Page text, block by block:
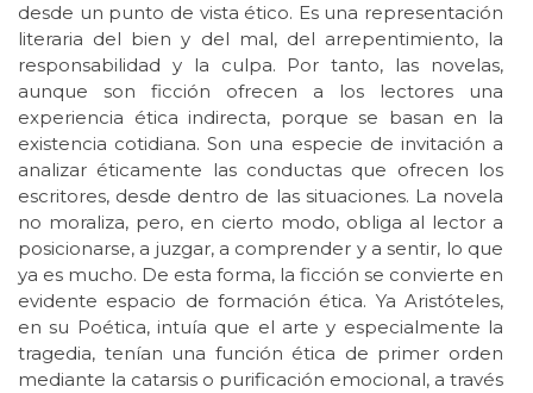
desde un punto de vista ético. Es una representación
literaria del bien y del mal, del arrepentimiento, la
responsabilidad y la culpa. Por tanto, las novelas,
aunque son ficción ofrecen a los lectores una
experiencia ética indirecta, porque se basan en la
existencia cotidiana. Son una especie de invitación a
analizar éticamente las conductas que ofrecen los
escritores, desde dentro de las situaciones. La novela
no moraliza, pero, en cierto modo, obliga al lector a
posicionarse, a juzgar, a comprender y a sentir, lo que
ya es mucho. De esta forma, la ficción se convierte en
evidente espacio de formación ética. Ya Aristóteles,
en su Poética, intuía que el arte y especialmente la
tragedia, tenían una función ética de primer orden
mediante la catarsis o purificación emocional, a través